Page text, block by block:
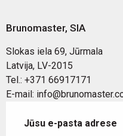
Brunomaster, SIA
Slokas iela 69, Jūrmala
Latvija, LV-2015
Tel.: +371 66917171
E-mail:
Jūsu e-pasta adrese